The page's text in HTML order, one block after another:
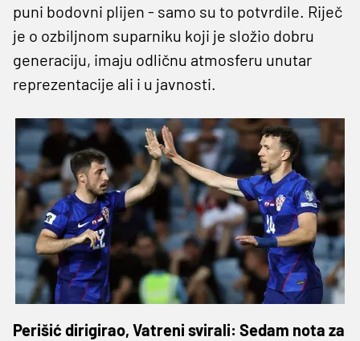
puni bodovni plijen - samo su to potvrdile. Riječ
je o ozbiljnom suparniku koji je složio dobru
generaciju, imaju odličnu atmosferu unutar
reprezentacije ali i u javnosti.
Perišić dirigirao, Vatreni svirali: Sedam nota za